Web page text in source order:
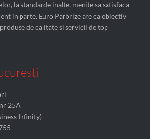
la standarde inalte, menite sa satisfaca
in parte. Euro Parbrize are ca obiectiv
de calitate si servicii de top
25A
Infinity)